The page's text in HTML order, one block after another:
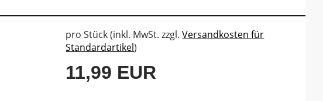
pro Stück (inkl. MwSt. zzgl.Versandkosten für
Standardartikel)
11,99 EUR